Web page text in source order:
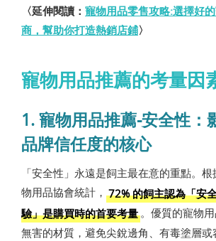
〈延伸閱讀： 寵物用品零售攻略:選擇好
商，幫助你打造熱銷店鋪〉
寵物用品推薦的考量因
1. 寵物用品推薦-安全性：
品牌信任度的核心
「安全性」永遠是飼主最在意的重點。
物用品協會統計， 72% 的飼主認為「安
驗」是購買時的首要考量 。優質的寵物
無害的材質，避免尖銳邊角、有毒塗層或